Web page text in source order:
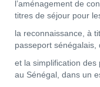
l’aménagement de
titres de séjour pour
la reconnaissance, à
passeport sénégalais,
et la simplification des
au Sénégal, dans un